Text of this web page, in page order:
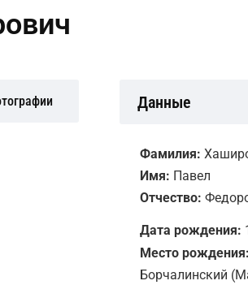
Данные
Фамилия:
Имя: Павел
Отчество:
Дата рождения:
Место рождения:
Борчалинский